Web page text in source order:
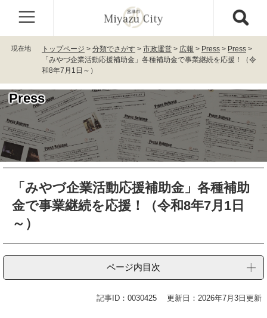
す
。
し
て
本
文
へ
現在地 トップページ > 分類でさがす > 市政運営 > 広報 > Press > Press >
「みやづ企業活動応援補助金」各種補助金で事業継続を応援！（令
和8年7月1日～）
Press
「みやづ企業活動応援補助金」各種補助
金で事業継続を応援！（令和8年7月1日
～）
ページ内目次
記事ID：0030425 更新日：2026年7月3日更新